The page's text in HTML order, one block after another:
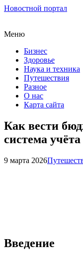
Новостной портал
Меню
Бизнес
Здоровье
Наука и техника
Путешествия
Разное
О нас
Карта сайта
Как вести
система учёта
9 марта 2026
Введение